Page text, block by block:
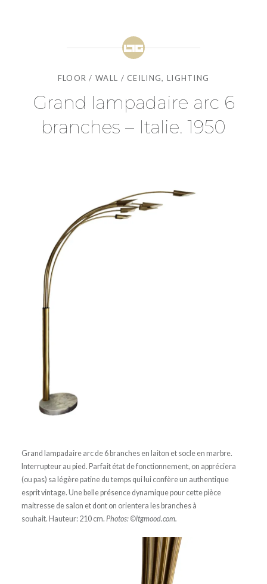
FLOOR / WALL / CEILING, LIGHTING
Grand lampadaire arc 6
branches – Italie. 1950
Grand lampadaire arc de 6 branches en laiton et socle en marbre.
Interrupteur au pied. Parfait état de fonctionnement, on appréciera
(ou pas) sa légère patine du temps qui lui confère un authentique
esprit vintage. Une belle présence dynamique pour cette pièce
maitresse de salon et dont on orientera les branches à
souhait. Hauteur: 210 cm. Photos: ©ltgmood.com.